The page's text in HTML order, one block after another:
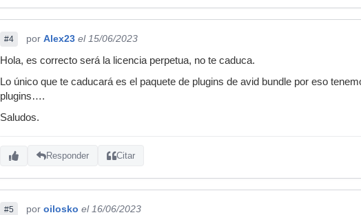
#4 por Alex23 el 15/06/2023
Hola, es correcto será la licencia perpetua, no te caduca.
Lo único que te caducará es el paquete de plugins de avid bundle por eso
plugins….
Saludos.
Responder Citar
#5 por oilosko el 16/06/2023